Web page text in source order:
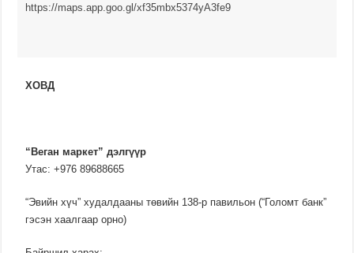
https://maps.app.goo.gl/xf35mbx5374yA3fe9
ХОВД
“Веган маркет” дэлгүүр
Утас: +976 89688665
“Эвийн хүч” худалдааны төвийн 138-р павильон (“Голомт банк”
гэсэн хаалгаар орно)